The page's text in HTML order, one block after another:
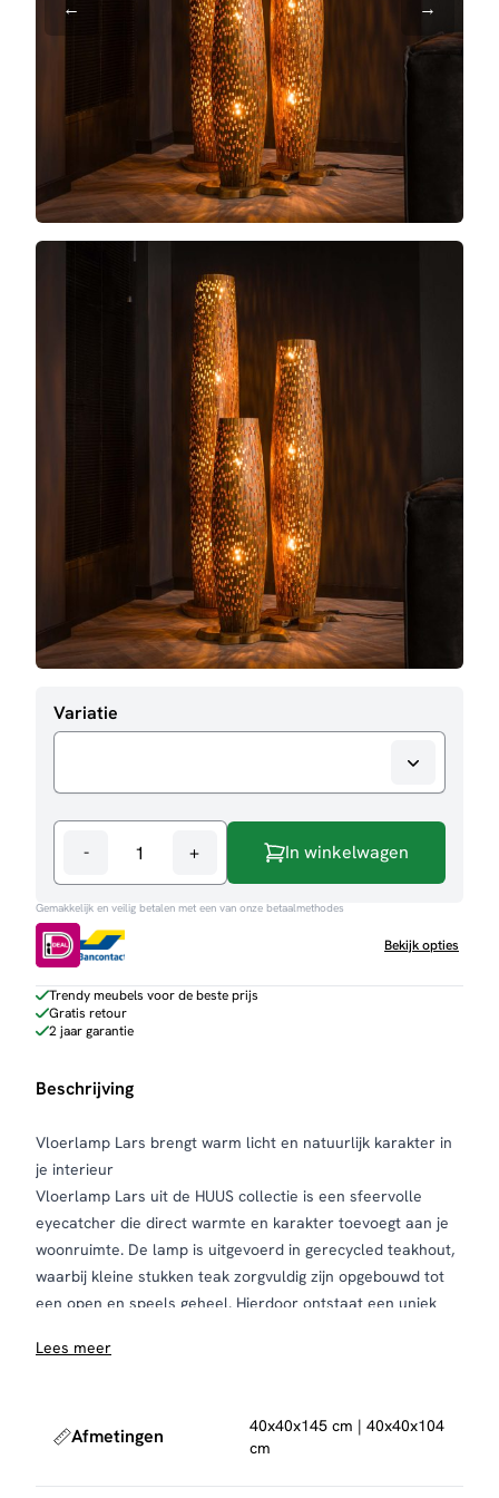
Variatie
-
Vloerlamp
Lars
aantal
+ In winkelwagen
Gemakkelijk en veilig betalen met een van onze betaalmethodes
Bekijk opties
Trendy meubels voor de beste prijs
Gratis retour
2 jaar garantie
Beschrijving
Vloerlamp Lars brengt warm licht en natuurlijk karakter in
je interieur
Vloerlamp Lars uit de HUUS collectie is een sfeervolle
eyecatcher die direct warmte en karakter toevoegt aan je
woonruimte. De lamp is uitgevoerd in gerecycled teakhout,
waarbij kleine stukken teak zorgvuldig zijn opgebouwd tot
een open en speels geheel. Hierdoor ontstaat een uniek
buiten valt.
Dit maakt Lars niet alleen een lichtbron, maar ook een
De open structuur zorgt voor een warme en uitnodigende
Lees meer
Afmetingen
40x40x145 cm | 40x40x104
cm